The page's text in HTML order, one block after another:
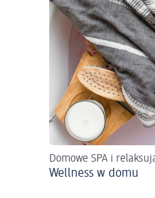
Domowe SPA i
Wellness w domu